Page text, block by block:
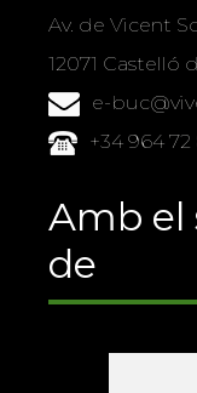
Av. de Vicent
12071 Castelló
e-
+34 964 72
Amb el
de